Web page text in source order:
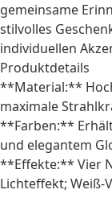
gemeinsame
stilvolles
individuellen
Produktdetails
**Material:**
maximale
**Farben:**
und elegantem
**Effekte:** Vier
Lichteffekt; Weiß-